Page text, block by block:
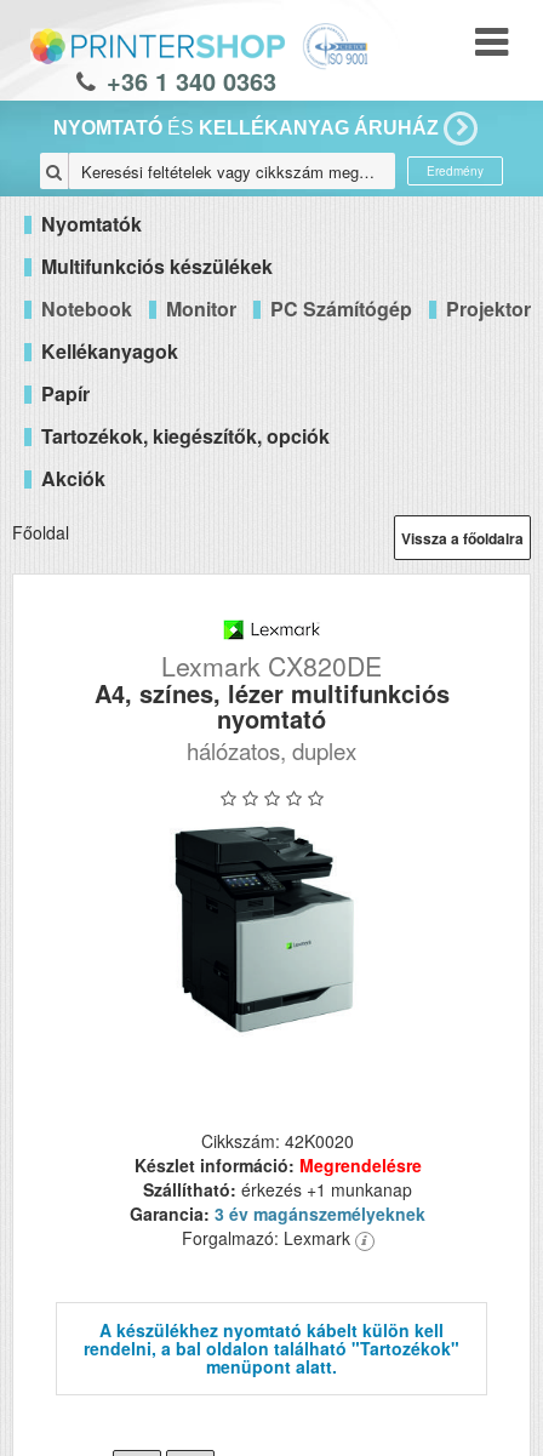
+36 1 340 0363
NYOMTATÓ ÉS KELLÉKANYAG ÁRUHÁZ
Eredmény
Nyomtatók
Multifunkciós készülékek
Notebook
Monitor PC Számítógép
Projektor
Kellékanyagok
Papír
Tartozékok, kiegészítők, opciók
Akciók
Vissza a főoldalra
Főoldal
Lexmark CX820DE
A4, színes, lézer multifunkciós
nyomtató
hálózatos, duplex
Cikkszám: 42K0020
Készlet információ: Megrendelésre
Szállítható: érkezés +1 munkanap
Garancia: 3 év magánszemélyeknek
Forgalmazó: Lexmark
A készülékhez nyomtató kábelt külön kell
rendelni, a bal oldalon található "Tartozékok"
menüpont alatt.